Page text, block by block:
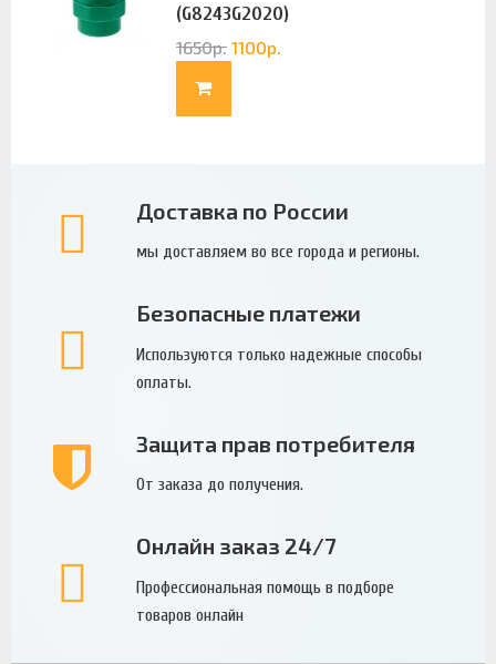
(G8243G2020)
1650р. 1100р.
Доставка по России
мы доставляем во все города и регионы.
Безопасные платежи
Используются только надежные способы
оплаты.
Защита прав потребителя
От заказа до получения.
Онлайн заказ 24/7
Профессиональная помощь в подборе
товаров онлайн